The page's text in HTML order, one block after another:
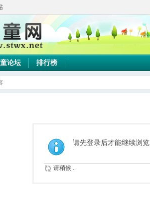
论坛 排行榜
请先登录后才能继续浏览
请稍候...